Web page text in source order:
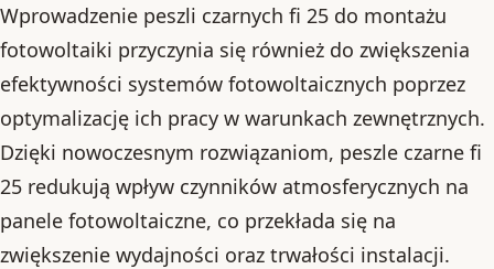
Wprowadzenie peszli czarnych fi 25 do montażu
fotowoltaiki przyczynia się również do zwiększenia
efektywności systemów fotowoltaicznych poprzez
optymalizację ich pracy w warunkach zewnętrznych.
Dzięki nowoczesnym rozwiązaniom, peszle czarne fi
25 redukują wpływ czynników atmosferycznych na
panele fotowoltaiczne, co przekłada się na
zwiększenie wydajności oraz trwałości instalacji.